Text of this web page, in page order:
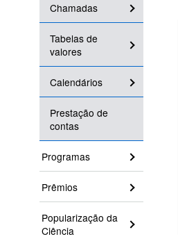
Chamadas
Tabelas de
valores
Calendários
Prestação de
contas
Programas
Prêmios
Popularização da
Ciência